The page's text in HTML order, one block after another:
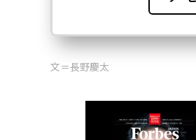
文＝長野慶太